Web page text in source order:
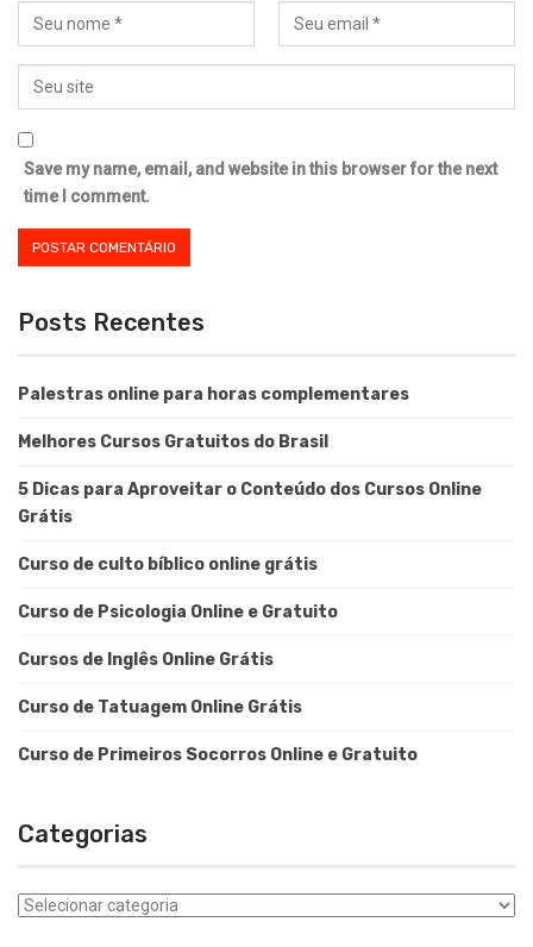
Save my name, email, and website in this browser for the next
time I comment.
Posts Recentes
Palestras online para horas complementares
Melhores Cursos Gratuitos do Brasil
5 Dicas para Aproveitar o Conteúdo dos Cursos Online
Grátis
Curso de culto bíblico online grátis
Curso de Psicologia Online e Gratuito
Cursos de Inglês Online Grátis
Curso de Tatuagem Online Grátis
Curso de Primeiros Socorros Online e Gratuito
Categorias
Categorias